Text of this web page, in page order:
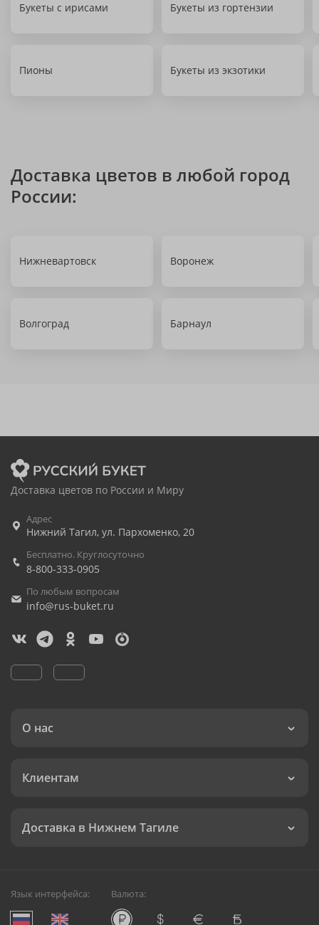
Букеты с ирисами Букеты из гортензии
Пионы Букеты из экзотики
Доставка цветов в любой город
России:
Нижневартовск Воронеж
Волгоград Барнаул
Доставка цветов по России и Миру
Адрес
Нижний Тагил, ул. Пархоменко, 20
Бесплатно. Круглосуточно
8-800-333-0905
По любым вопросам
info@rus-buket.ru
О нас
Клиентам
Доставка в Нижнем Тагиле
Язык интерфейса: Валюта: